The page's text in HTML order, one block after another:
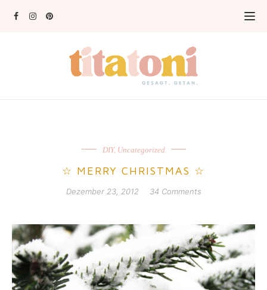
DIY, Uncategorized
☆ MERRY CHRISTMAS ☆
Dezember 23, 2012 34 Comments